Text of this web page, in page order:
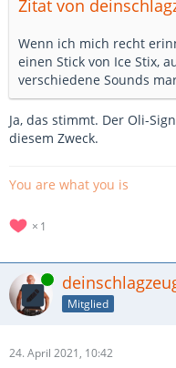
Zitat von
Wenn ich mich recht
einen Stick von Ice Stix,
verschiedene Sounds
Ja, das stimmt. Der Oli-
diesem Zweck.
You are what you is
1
Online
Mitglied
24. April 2021, 10:42